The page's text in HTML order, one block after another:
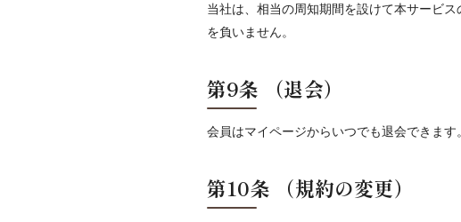
当社は、相当の周知期間を設けて本サービ
を負いません。
第9条 （退会）
会員はマイページからいつでも退会できま
第10条 （規約の変更）